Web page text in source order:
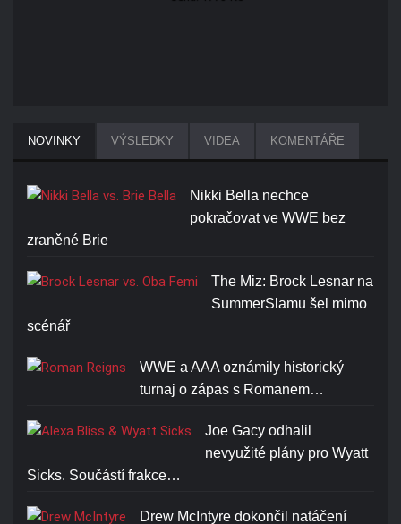
NOVINKY VÝSLEDKY VIDEA KOMENTÁŘE
Nikki Bella nechce
pokračovat ve WWE bez
zraněné Brie
The Miz: Brock Lesnar na
SummerSlamu šel mimo
scénář
WWE a AAA oznámily historický
turnaj o zápas s Romanem…
Joe Gacy odhalil
nevyužité plány pro Wyatt
Sicks. Součástí frakce…
Drew McIntyre dokončil natáčení